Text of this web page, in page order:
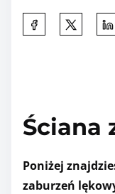
t
i
s
Ściana
Poniżej
zaburzeń